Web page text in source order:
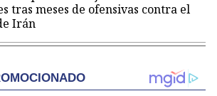
tras meses de ofensivas contra el
Irán